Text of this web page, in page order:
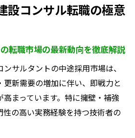
サルタントなど業界の強みを
タント職に必要な資格やスキ
設計中途採用の実際
ルタントによる秋田県の擁壁設
かせる建設コンサルタント職
設コンサル転職の極意
転職市場の最新動向を徹底解説
サルタントの中途採用市場は、
新需要の増加に伴い、即戦力と
まっています。特に擁壁・補強
性の高い実務経験を持つ技術者の